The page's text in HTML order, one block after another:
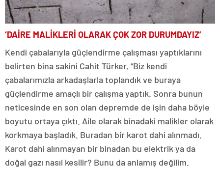
‘DAİRE MALİKLERİ OLARAK ÇOK ZOR DURUMDAYIZ’
Kendi çabalarıyla güçlendirme çalışması yaptıklarını
belirten bina sakini Cahit Türker, “Biz kendi
çabalarımızla arkadaşlarla toplandık ve buraya
güçlendirme amaçlı bir çalışma yaptık. Sonra bunun
neticesinde en son olan depremde de işin daha böyle
boyutu ortaya çıktı. Aile olarak binadaki malikler olarak
korkmaya başladık. Buradan bir karot dahi alınmadı.
Karot dahi alınmayan bir binadan bu elektrik ya da
doğal gazı nasıl kesilir? Bunu da anlamış değilim.